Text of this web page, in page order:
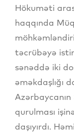
Hökuməti
haqqında
təcrübəyə
sənəddə iki
əməkdaşlığı
qurulması
daşıyırdı.